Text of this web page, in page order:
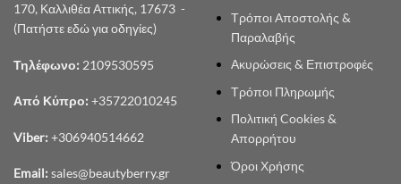
170, Καλλιθέα Αττικής, 17673 -
(Πατήστε εδώ για οδηγίες)
Τηλέφωνο: 2109530595
Από Κύπρο: +35722010245
Viber: +306940514662
Email: sales@beautyberry.gr
Τρόποι Αποστολής &
Παραλαβής
Ακυρώσεις & Επιστροφές
Τρόποι Πληρωμής
Πολιτική Cookies &
Απορρήτου
Όροι Χρήσης